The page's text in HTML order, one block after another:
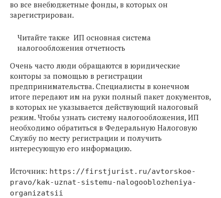
во все внебюджетные фонды, в которых он
зарегистрирован.
Читайте также ИП основная система
налогообложения отчетность
Очень часто люди обращаются в юридические
конторы за помощью в регистрации
предпринимательства. Специалисты в конечном
итоге передают им на руки полный пакет документов,
в которых не указывается действующий налоговый
режим. Чтобы узнать систему налогообложения, ИП
необходимо обратиться в Федеральную Налоговую
Службу по месту регистрации и получить
интересующую его информацию.
Источник: https://firstjurist.ru/avtorskoe-
pravo/kak-uznat-sistemu-nalogooblozheniya-
organizatsii